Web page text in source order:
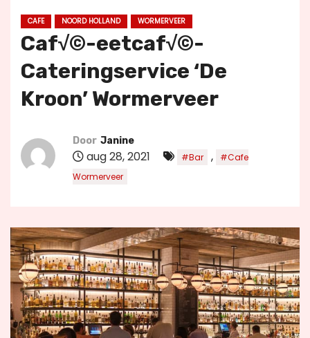
CAFE NOORD HOLLAND WORMERVEER
Caf√©-eetcaf√©-
Cateringservice ‘De
Kroon’ Wormerveer
Door Janine
aug 28, 2021 #Bar ,
#Cafe
Wormerveer